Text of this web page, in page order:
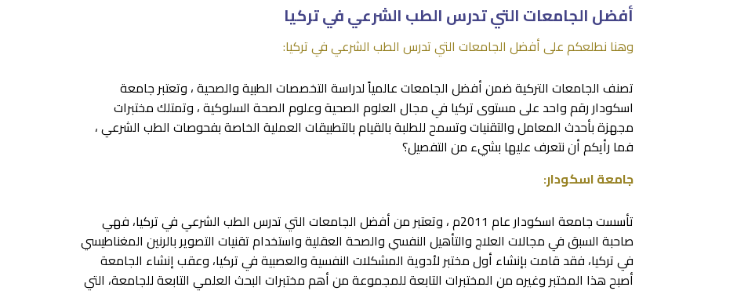
أفضل الجامعات التي تدرس الطب الشرعي في تركيا
وهنا نطلعكم على أفضل الجامعات التي تدرس الطب الشرعي في تركيا:
تصنف الجامعات التركية ضمن أفضل الجامعات عالمياً لدراسة التخصصات الطبية والصحية ، وتعتبر جامعة
اسكودار رقم واحد على مستوى تركيا في مجال العلوم الصحية وعلوم الصحة السلوكية ، وتمتلك مختبرات
مجهزة بأحدث المعامل والتقنيات وتسمح للطلبة بالقيام بالتطبيقات العملية الخاصة بفحوصات الطب الشرعي ،
فما رأيكم أن نتعرف عليها بشيء من التفصيل؟
جامعة اسكودار:
تأسست جامعة اسكودار عام 2011م ، وتعتبر من أفضل الجامعات التي تدرس الطب الشرعي في تركيا، فهي
صاحبة السبق في مجالات العلاج والتأهيل النفسي والصحة العقلية واستخدام تقنيات التصوير بالرنين المغناطيسي
في تركيا، فقد قامت بإنشاء أول مختبر لأدوية المشكلات النفسية والعصبية في تركيا، وعقب إنشاء الجامعة
أصبح هذا المختبر وغيره من المختبرات التابعة للمجموعة من أهم مختبرات البحث العلمي التابعة للجامعة، التي